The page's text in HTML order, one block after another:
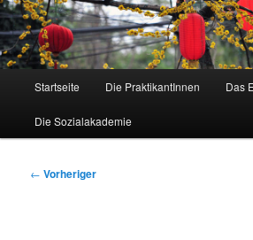
Startseite Die PraktikantInnen Das
Die Sozialakademie
Beitragsnavigation
← Vorheriger